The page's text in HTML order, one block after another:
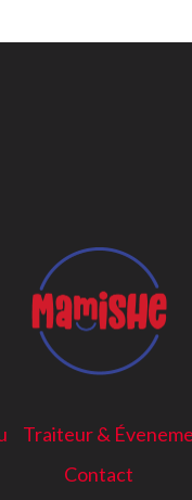
Traiteur &
Contact